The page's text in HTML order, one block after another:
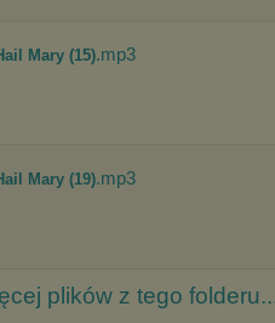
Mary (15).mp3
Mary (19).mp3
plików z tego